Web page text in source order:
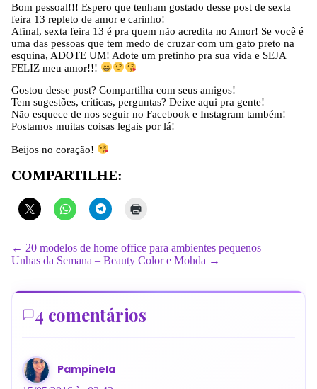
Bom pessoal!!! Espero que tenham gostado desse post de sexta
feira 13 repleto de amor e carinho!
Afinal, sexta feira 13 é pra quem não acredita no Amor! Se você é
uma das pessoas que tem medo de cruzar com um gato preto na
esquina, ADOTE UM! Adote um pretinho pra sua vida e SEJA
FELIZ meu amor!!!
Gostou desse post? Compartilha com seus amigos!
Tem sugestões, críticas, perguntas? Deixe aqui pra gente!
Não esquece de nos seguir no Facebook e Instagram também!
Postamos muitas coisas legais por lá!
Beijos no coração!
COMPARTILHE:
← 20 modelos de home office para ambientes pequenos
Unhas da Semana – Beauty Color e Mohda →
4 comentários
Pampinela